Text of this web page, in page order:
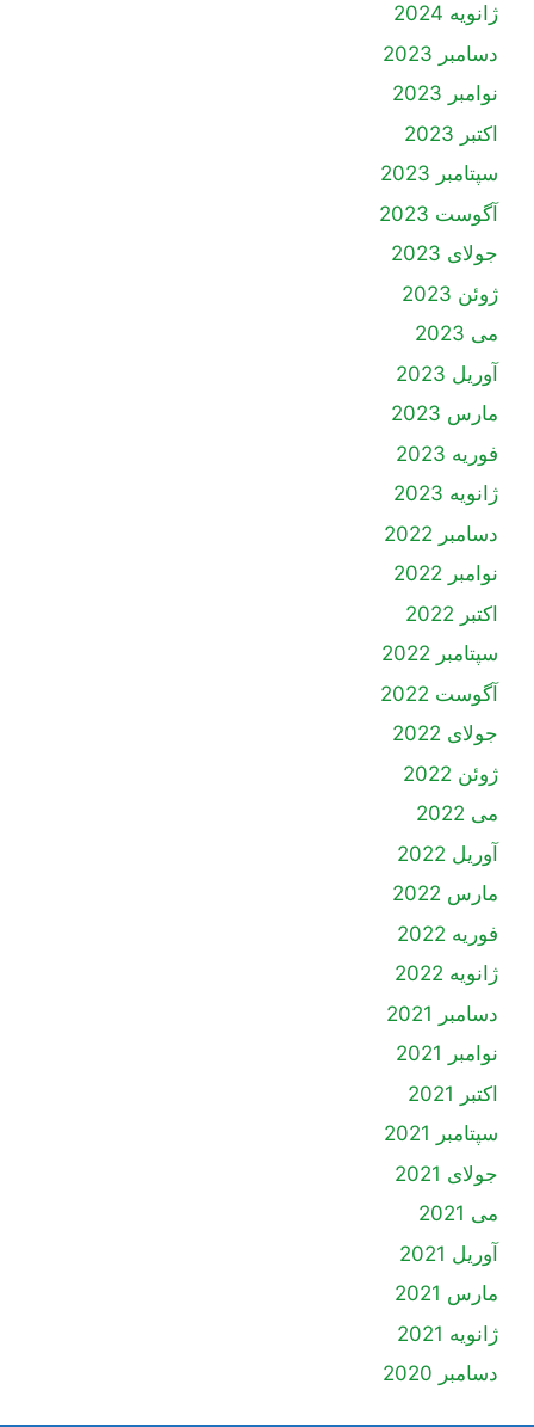
ژانویه 2024
دسامبر 2023
نوامبر 2023
اکتبر 2023
سپتامبر 2023
آگوست 2023
جولای 2023
ژوئن 2023
می 2023
آوریل 2023
مارس 2023
فوریه 2023
ژانویه 2023
دسامبر 2022
نوامبر 2022
اکتبر 2022
سپتامبر 2022
آگوست 2022
جولای 2022
ژوئن 2022
می 2022
آوریل 2022
مارس 2022
فوریه 2022
ژانویه 2022
دسامبر 2021
نوامبر 2021
اکتبر 2021
سپتامبر 2021
جولای 2021
می 2021
آوریل 2021
مارس 2021
ژانویه 2021
دسامبر 2020